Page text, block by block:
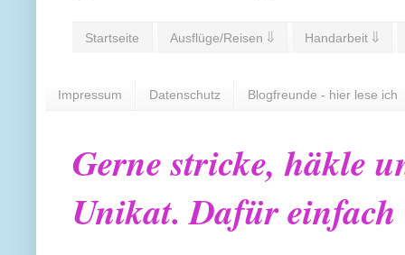
Startseite Ausflüge/Reisen ⇓ Handarbeit ⇓
Impressum Datenschutz Blogfreunde - hier lese ich
Gerne stricke, häkle
Unikat. Dafür